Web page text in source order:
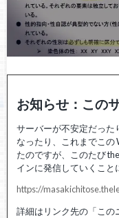
お知らせ：この
サーバーが不安定だった
なったり、これまでこの
たのですが、このたび
インに発信していくこと
https://
詳細はリンク先の「この